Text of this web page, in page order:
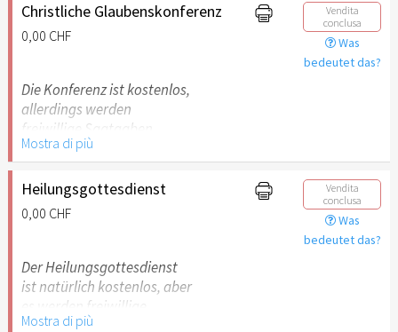
Christliche Glaubenskonferenz
0,00 CHF
Vendita
conclusa
Was
bedeutet das?
Die Konferenz ist kostenlos,
allerdings werden
freiwillige Saatgaben
ermöglicht.
Mostra di più
Heilungsgottesdienst
0,00 CHF
Vendita
conclusa
Was
bedeutet das?
Der Heilungsgottesdienst
ist natürlich kostenlos, aber
es werden freiwillige
Saatgaben ermöglicht.
Mostra di più